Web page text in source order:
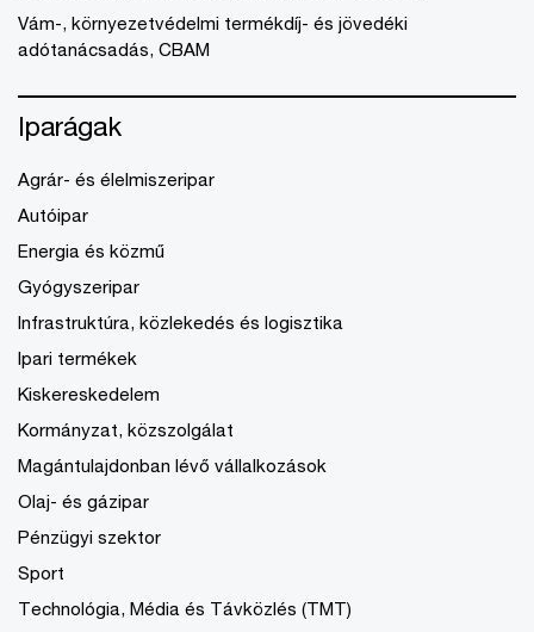
Vám-, környezetvédelmi termékdíj- és jövedéki
adótanácsadás, CBAM
Iparágak
Agrár- és élelmiszeripar
Autóipar
Energia és közmű
Gyógyszeripar
Infrastruktúra, közlekedés és logisztika
Ipari termékek
Kiskereskedelem
Kormányzat, közszolgálat
Magántulajdonban lévő vállalkozások
Olaj- és gázipar
Pénzügyi szektor
Sport
Technológia, Média és Távközlés (TMT)